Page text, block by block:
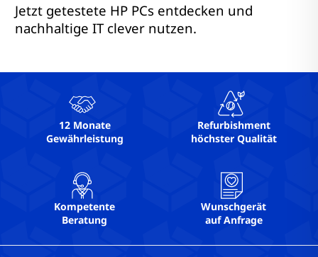
Jetzt getestete HP PCs entdecken und
nachhaltige IT clever nutzen.
12 Monate
Gewährleistung
Refurbishment
höchster Qualität
Kompetente
Beratung
Wunschgerät
auf Anfrage